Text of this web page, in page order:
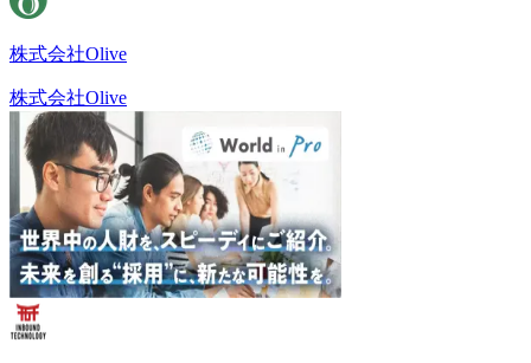
株式会社Olive
株式会社Olive